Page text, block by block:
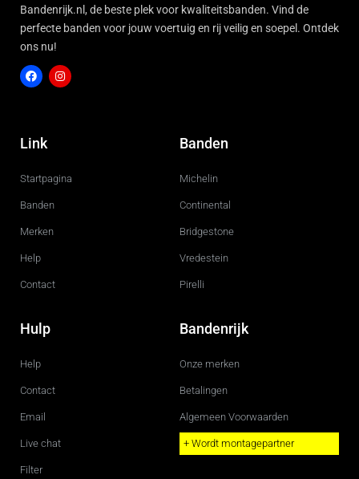
Bandenrijk.nl, de beste plek voor kwaliteitsbanden. Vind de
perfecte banden voor jouw voertuig en rij veilig en soepel. Ontdek
ons nu!
c
e
o
g
r
Link
Startpagina
Banden
Merken
Help
Contact
Banden
Michelin
Continental
Bridgestone
Vredestein
Pirelli
Hulp
Help
Contact
Email
Live chat
Filter
Bandenrijk
Onze merken
Betalingen
Algemeen Voorwaarden
+ Wordt montagepartner